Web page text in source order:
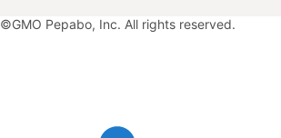
©GMO Pepabo, Inc. All rights reserved.